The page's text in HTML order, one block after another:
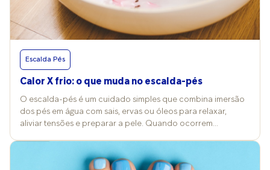
Escalda Pés
Calor X frio: o que muda no escalda-pés
O escalda-pés é um cuidado simples que combina imersão
dos pés em água com sais, ervas ou óleos para relaxar,
aliviar tensões e preparar a pele. Quando ocorrem
isso reflete nos efeitos e nos cuidados desse ritual. Vitória